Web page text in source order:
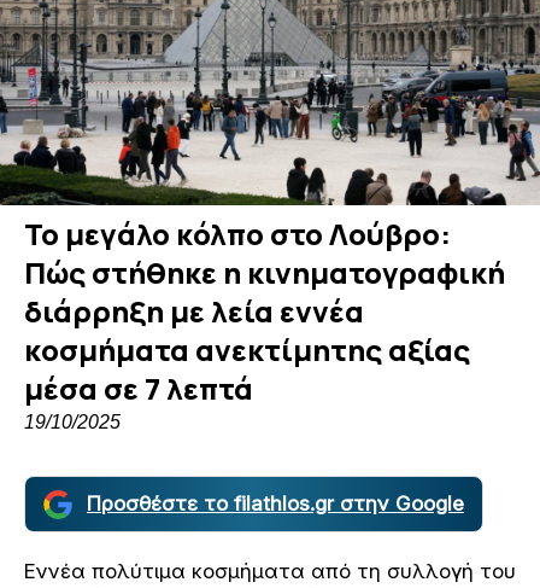
Το μεγάλο κόλπο στο Λούβρο:
Πώς στήθηκε η κινηματογραφική
διάρρηξη με λεία εννέα
κοσμήματα ανεκτίμητης αξίας
μέσα σε 7 λεπτά
19/10/2025
Προσθέστε το filathlos.gr στην Google
Εννέα πολύτιμα κοσμήματα από τη συλλογή του